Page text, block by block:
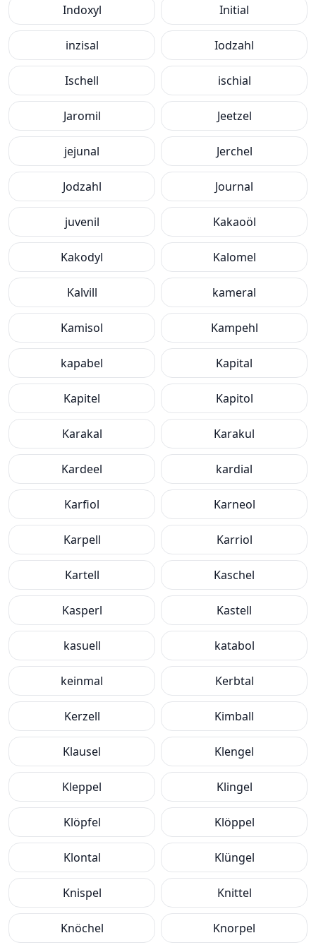
Indoxyl Initial
inzisal Iodzahl
Ischell ischial
Jaromil Jeetzel
jejunal Jerchel
Jodzahl Journal
juvenil Kakaoöl
Kakodyl Kalomel
Kalvill kameral
Kamisol Kampehl
kapabel Kapital
Kapitel Kapitol
Karakal Karakul
Kardeel kardial
Karfiol Karneol
Karpell Karriol
Kartell Kaschel
Kasperl Kastell
kasuell katabol
keinmal Kerbtal
Kerzell Kimball
Klausel Klengel
Kleppel Klingel
Klöpfel Klöppel
Klontal Klüngel
Knispel Knittel
Knöchel Knorpel